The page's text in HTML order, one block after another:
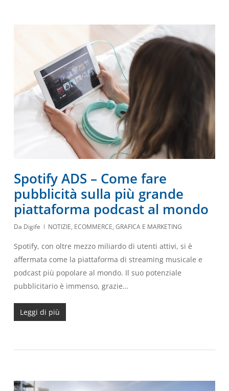
Spotify ADS – Come fare
pubblicità sulla più grande
piattaforma podcast al mondo
Da Digife NOTIZIE, ECOMMERCE, GRAFICA E MARKETING
Spotify, con oltre mezzo miliardo di utenti attivi, si è
affermata come la piattaforma di streaming musicale e
podcast più popolare al mondo. Il suo potenziale
pubblicitario è immenso, grazie…
Leggi di più